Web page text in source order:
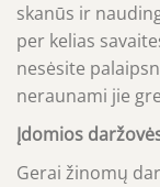
skanūs ir
per kelias
nesėsite
neraunami jie
Įdomios
Gerai žinomų